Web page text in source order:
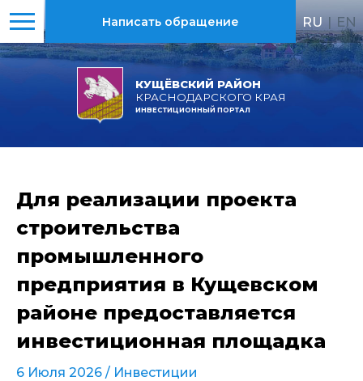
КУЩЁВСКИЙ РАЙОН
КРАСНОДАРСКОГО КРАЯ
ИНВЕСТИЦИОННЫЙ ПОРТАЛ
Написать обращение RU | EN
Для реализации проекта
строительства
промышленного
предприятия в Кущевском
районе предоставляется
инвестиционная площадка
6 Июля 2026 / Инвестиции